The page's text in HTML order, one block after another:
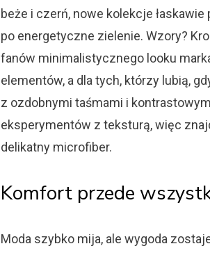
beże i czerń, nowe kolekcje
po energetyczne zielenie. Wzory?
fanów minimalistycznego looku
elementów, a dla tych, którzy lubią,
z ozdobnymi taśmami i
eksperymentów z teksturą, więc
delikatny microfiber.
Komfort przede
Moda szybko mija, ale wygoda